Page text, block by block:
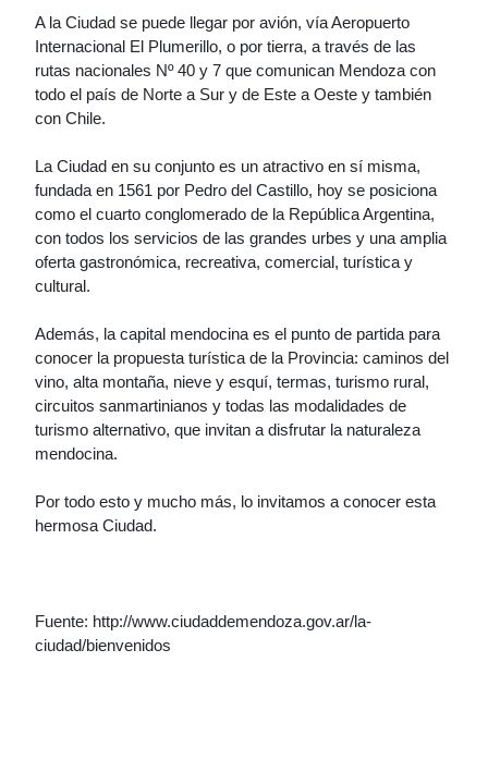
A la Ciudad se puede llegar por avión, vía Aeropuerto
Internacional El Plumerillo, o por tierra, a través de las
rutas nacionales Nº 40 y 7 que comunican Mendoza con
todo el país de Norte a Sur y de Este a Oeste y también
con Chile.
La Ciudad en su conjunto es un atractivo en sí misma,
fundada en 1561 por Pedro del Castillo, hoy se posiciona
como el cuarto conglomerado de la República Argentina,
con todos los servicios de las grandes urbes y una amplia
oferta gastronómica, recreativa, comercial, turística y
cultural.
Además, la capital mendocina es el punto de partida para
conocer la propuesta turística de la Provincia: caminos del
vino, alta montaña, nieve y esquí, termas, turismo rural,
circuitos sanmartinianos y todas las modalidades de
turismo alternativo, que invitan a disfrutar la naturaleza
mendocina.
Por todo esto y mucho más, lo invitamos a conocer esta
hermosa Ciudad.
Fuente: http://www.ciudaddemendoza.gov.ar/la-
ciudad/bienvenidos